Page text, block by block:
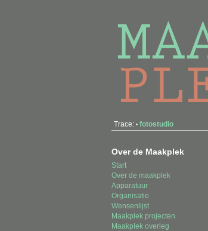
Trace: • fotostudio
Over de Maakplek
Start
Over de maakplek
Apparatuur
Organisatie
Wensenlijst
Maakplek projecten
Maakplek overleg